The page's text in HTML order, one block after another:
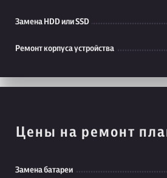
Замена HDD или SSD
Ремонт корпуса устройства
Цены на ремонт
Замена батареи